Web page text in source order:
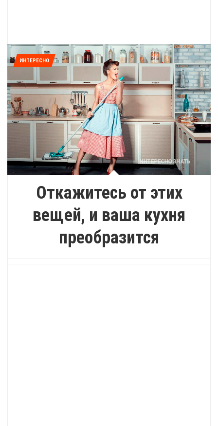
ИНТЕРЕСНО
Откажитесь от этих
вещей, и ваша кухня
преобразится